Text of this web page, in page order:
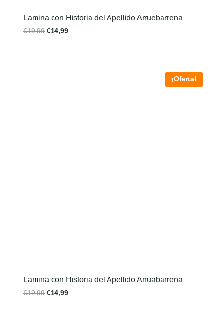
Lamina con Historia del Apellido Arruebarrena
€19,99 €14,99
¡Oferta!
Lamina con Historia del Apellido Arruabarrena
€19,99 €14,99